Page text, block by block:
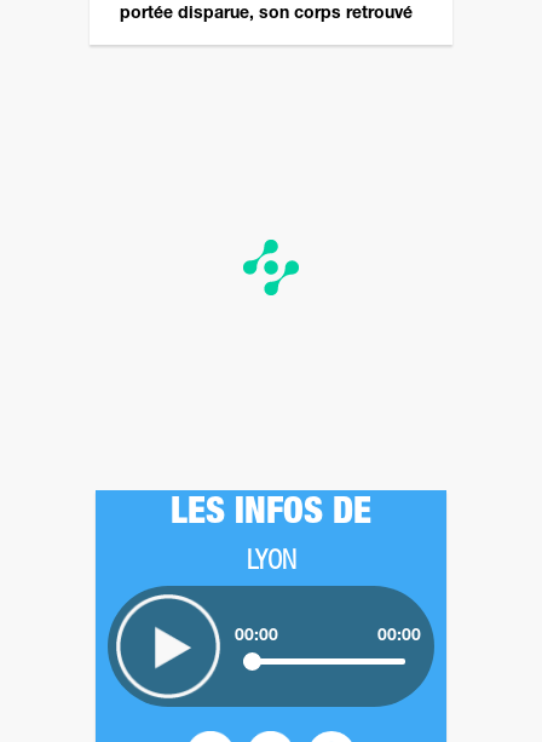
portée disparue, son corps retrouvé
LES INFOS DE
LYON
00:00 00:00